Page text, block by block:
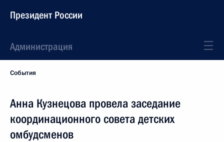
Президент России
Администрация
События
Анна Кузнецова провела заседание
координационного совета детских
омбудсменов